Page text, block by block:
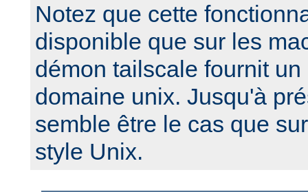
Notez que cette
disponible que sur les
démon tailscale fournit
domaine unix. Jusqu'à
semble être le cas que
style Unix.